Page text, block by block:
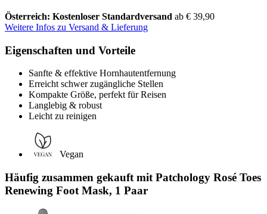
Österreich: Kostenloser Standardversand ab € 39,90
Weitere Infos zu Versand & Lieferung
Eigenschaften und Vorteile
Sanfte & effektive Hornhautentfernung
Erreicht schwer zugängliche Stellen
Kompakte Größe, perfekt für Reisen
Langlebig & robust
Leicht zu reinigen
Vegan
Häufig zusammen gekauft mit Patchology Rosé Toes
Renewing Foot Mask, 1 Paar